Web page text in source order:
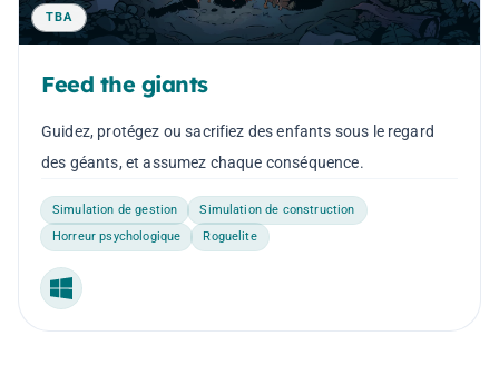
TBA
Feed the giants
Guidez, protégez ou sacrifiez des enfants sous le regard
des géants, et assumez chaque conséquence.
Simulation de gestion
Simulation de construction
Horreur psychologique
Roguelite
Windows